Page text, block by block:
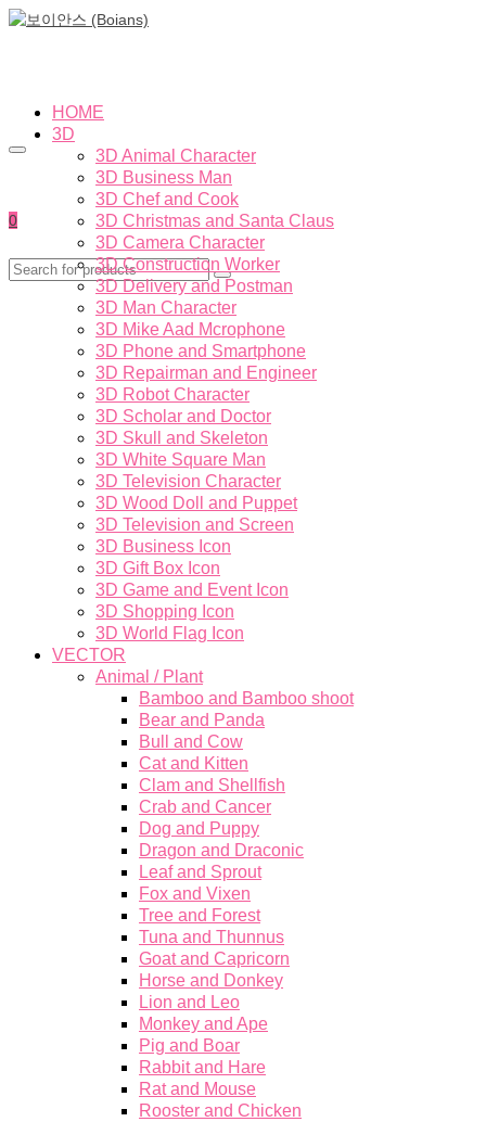
0
HOME
3D
3D Animal Character
3D Business Man
3D Chef and Cook
3D Christmas and Santa Claus
3D Camera Character
3D Construction Worker
3D Delivery and Postman
3D Man Character
3D Mike Aad Mcrophone
3D Phone and Smartphone
3D Repairman and Engineer
3D Robot Character
3D Scholar and Doctor
3D Skull and Skeleton
3D White Square Man
3D Television Character
3D Wood Doll and Puppet
3D Television and Screen
3D Business Icon
3D Gift Box Icon
3D Game and Event Icon
3D Shopping Icon
3D World Flag Icon
VECTOR
Animal / Plant
Bamboo and Bamboo shoot
Bear and Panda
Bull and Cow
Cat and Kitten
Clam and Shellfish
Crab and Cancer
Dog and Puppy
Dragon and Draconic
Leaf and Sprout
Fox and Vixen
Tree and Forest
Tuna and Thunnus
Goat and Capricorn
Horse and Donkey
Lion and Leo
Monkey and Ape
Pig and Boar
Rabbit and Hare
Rat and Mouse
Rooster and Chicken